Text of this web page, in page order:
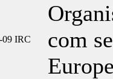
09 IRC
com